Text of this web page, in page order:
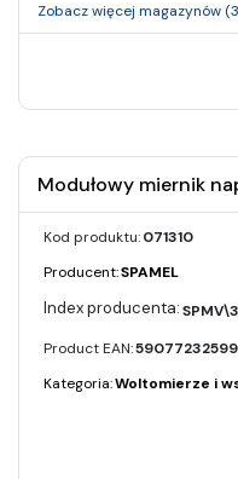
Zobacz więcej magazynów
Modułowy miernik
Kod produktu:071310
Producent:SPAMEL
SPMV\3
Product EAN:
Kategoria:Woltomierze i